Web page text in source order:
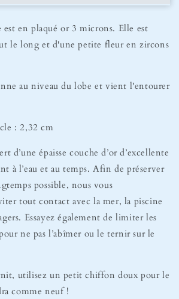
en plaqué or 3 microns. Elle est
le long et d'une petite fleur en zircons
au niveau du lobe et vient l'entourer
: 2,32 cm
d’une épaisse couche d’or d’excellente
à l’eau et au temps. Afin de préserver
possible, nous vous
tout contact avec la mer, la piscine
Essayez également de limiter les
ne pas l’abîmer ou le ternir sur le
utilisez un petit chiffon doux pour le
comme neuf !